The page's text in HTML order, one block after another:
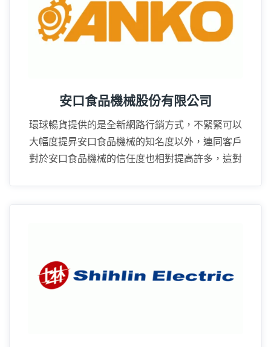
安口食品機械股份有限公司
環球暢貨提供的是全新網路行銷方式，不緊緊可以
大幅度提昇安口食品機械的知名度以外，連同客戶
對於安口食品機械的信任度也相對提高許多，這對